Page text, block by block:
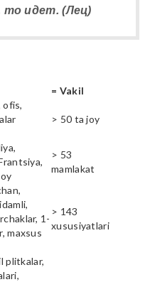
то идет. (Лец)
= Vakil
ofis,
> 50 ta joy
> 53
mamlakat
1-
maxsus
> 143
xususiyatlari
plitkalar,